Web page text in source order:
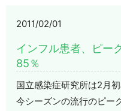
2011/02/01
インフル患者、ピー
85％
国立感染症研究所は2月初
今シーズンの流行のピー